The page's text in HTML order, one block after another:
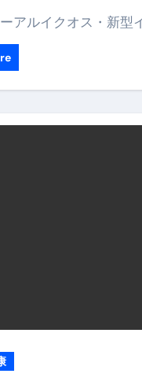
ューアルイクオス・新